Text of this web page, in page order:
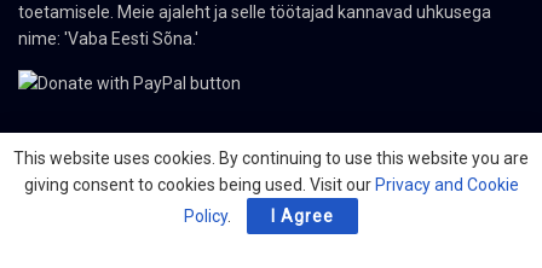
toetamisele. Meie ajaleht ja selle töötajad kannavad uhkusega
nime: 'Vaba Eesti Sõna.'
© 2024 The Nordic Press Estonian-American Publishers, Inc. All Rights
This website uses cookies. By continuing to use this website you are
giving consent to cookies being used. Visit our Privacy and Cookie
Policy. I Agree